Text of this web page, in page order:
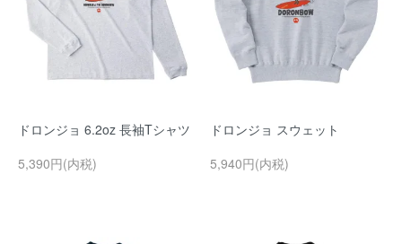
ドロンジョ 6.2oz 長袖Tシャツ
5,390円(内税)
ドロンジョ スウェット
5,940円(内税)